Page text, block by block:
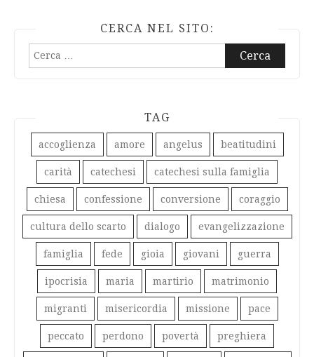
CERCA NEL SITO:
Ricerca
per:
TAG
accoglienza amore angelus beatitudini
carità catechesi catechesi sulla famiglia
chiesa confessione conversione coraggio
cultura dello scarto dialogo evangelizzazione
famiglia fede gioia giovani guerra
ipocrisia maria martirio matrimonio
migranti misericordia missione pace
peccato perdono povertà preghiera